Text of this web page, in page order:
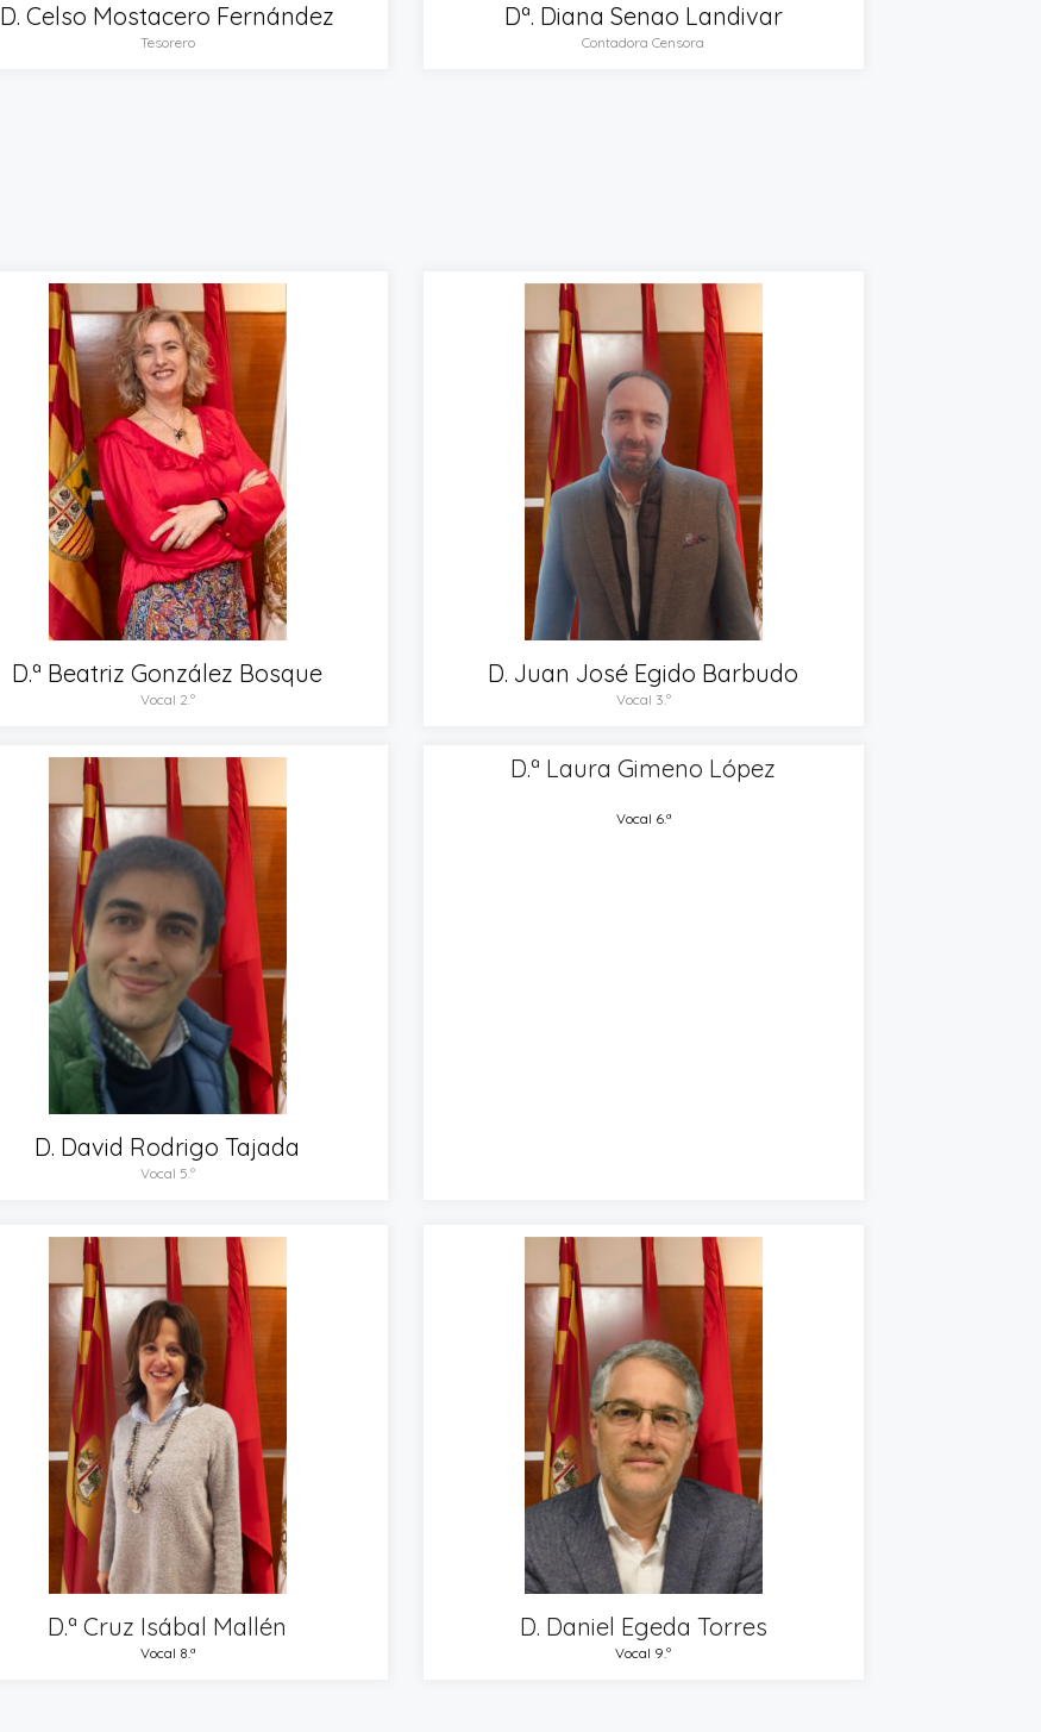
D. Celso Mostacero Fernández
Tesorero
Dª. Diana Senao Landivar
Contadora Censora
D.ª Beatriz González Bosque
Vocal 2.º
D. Juan José Egido Barbudo
Vocal 3.º
D. David Rodrigo Tajada
Vocal 5.º
D.ª Laura Gimeno López
Vocal 6.ª
D.ª Cruz Isábal Mallén
Vocal 8.ª
D. Daniel Egeda Torres
Vocal 9.º